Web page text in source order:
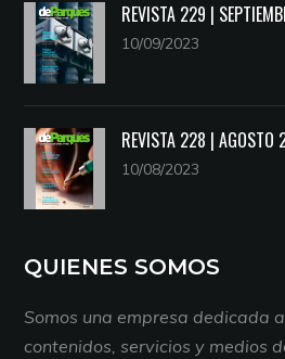
REVISTA 229 |
10/09/2023
REVISTA 228 | AGOSTO
10/08/2023
QUIENES SOMOS
Somos una empresa dedicada
contenidos, servicios y medios